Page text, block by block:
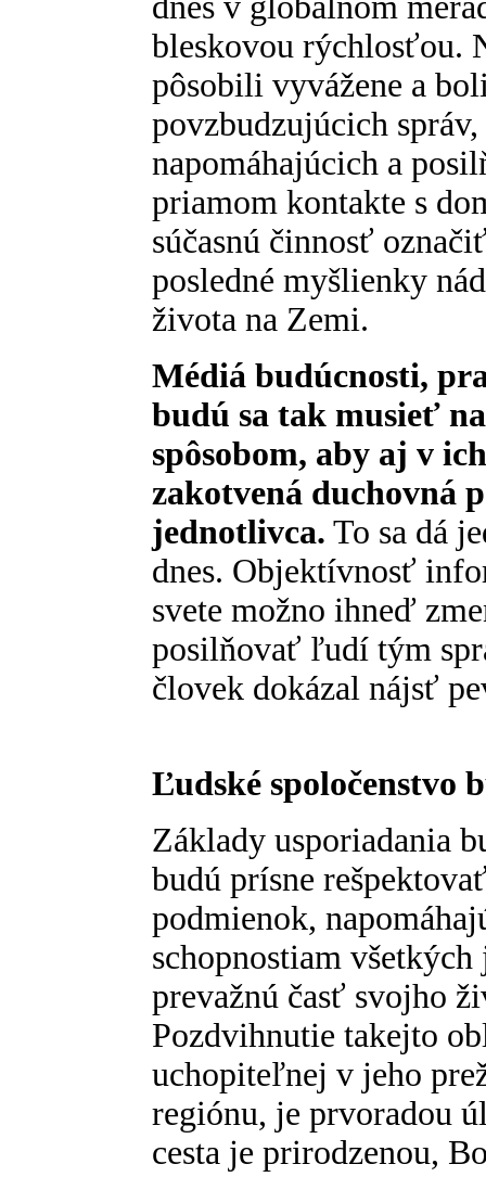
bleskovou rýchlosťou.
pôsobili vyvážene a
povzbudzujúcich
napomáhajúcich a
priamom kontakte s
súčasnú činnosť
posledné myšlienky
života na Zemi.
Médiá budúcnosti,
budú sa tak musieť
spôsobom, aby aj v
zakotvená duchovná
jednotlivca. To sa dá
dnes. Objektívnosť
svete možno ihneď
posilňovať ľudí tým
človek dokázal nájsť
Ľudské spoločenstvo
Základy usporiadania
budú prísne
podmienok,
schopnostiam
prevažnú časť svojho
Pozdvihnutie takejto
uchopiteľnej v jeho
regiónu, je prvoradou
cesta je prirodzenou,